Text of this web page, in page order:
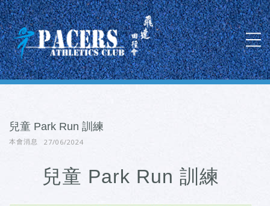
兒童 Park Run 訓練
本會消息 27/06/2024
兒童 Park Run 訓練